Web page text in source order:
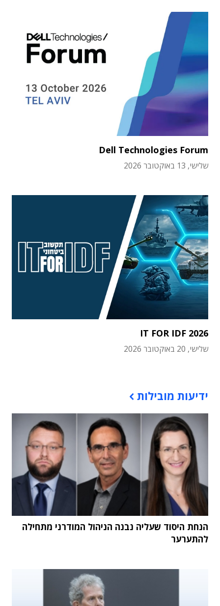
Dell Technologies Forum
שלישי, 13 באוקטובר 2026
IT FOR IDF 2026
שלישי, 20 באוקטובר 2026
ידיעות מובילות
הנחת היסוד שעליה נבנה הניהול המודרני מתחילה
להתערער